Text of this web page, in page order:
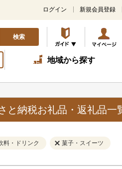
ログイン 新規会員登録
検索
地域から探す
と納税お礼品・返礼品一
料・ドリンク 菓子・スイーツ